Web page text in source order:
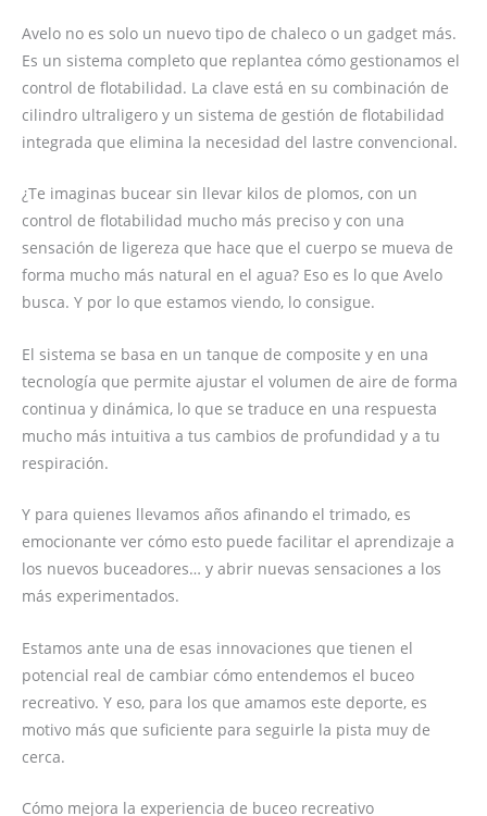
Avelo no es solo un nuevo tipo de chaleco o un gadget más.
Es un sistema completo que replantea cómo gestionamos el
control de flotabilidad. La clave está en su combinación de
cilindro ultraligero y un sistema de gestión de flotabilidad
integrada que elimina la necesidad del lastre convencional.
¿Te imaginas bucear sin llevar kilos de plomos, con un
control de flotabilidad mucho más preciso y con una
sensación de ligereza que hace que el cuerpo se mueva de
forma mucho más natural en el agua? Eso es lo que Avelo
busca. Y por lo que estamos viendo, lo consigue.
El sistema se basa en un tanque de composite y en una
tecnología que permite ajustar el volumen de aire de forma
continua y dinámica, lo que se traduce en una respuesta
mucho más intuitiva a tus cambios de profundidad y a tu
respiración.
Y para quienes llevamos años afinando el trimado, es
emocionante ver cómo esto puede facilitar el aprendizaje a
los nuevos buceadores… y abrir nuevas sensaciones a los
más experimentados.
Estamos ante una de esas innovaciones que tienen el
potencial real de cambiar cómo entendemos el buceo
recreativo. Y eso, para los que amamos este deporte, es
motivo más que suficiente para seguirle la pista muy de
cerca.
Cómo mejora la experiencia de buceo recreativo